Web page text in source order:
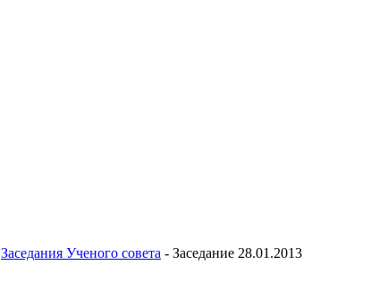
Заседания Ученого совета - Заседание 28.01.2013